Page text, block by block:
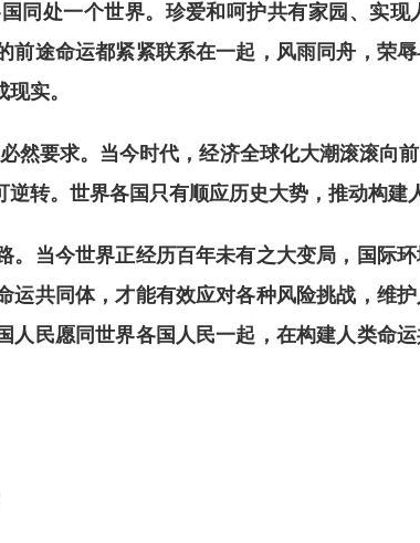
处一个世界。珍爱和呵护共有家园、实现
途命运都紧紧联系在一起，风雨同舟，荣
实。
然要求。当今时代，经济全球化大潮滚滚向
转。世界各国只有顺应历史大势，推动构建
当今世界正经历百年未有之大变局，国际
运共同体，才能有效应对各种风险挑战，维
民愿同世界各国人民一起，在构建人类命